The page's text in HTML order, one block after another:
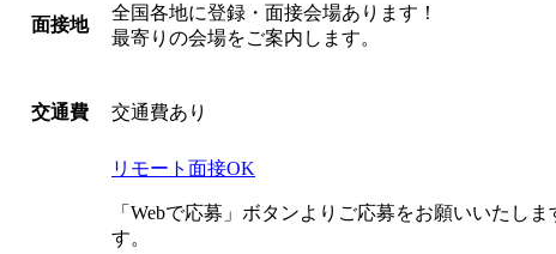
面接地
全国各地に登録・面接会場あります！
最寄りの会場をご案内します。
交通費 交通費あり
リモート面接OK
「Webで応募」ボタンよりご応募をお願いいたし
す。